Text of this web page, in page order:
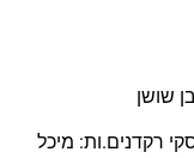
שושן
רקדנים.ות: מיכל